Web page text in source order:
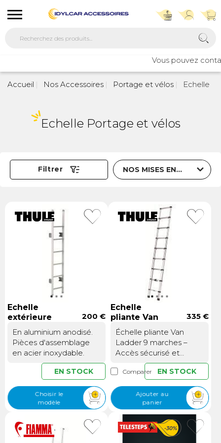
Vous pouvez
Accueil Nos Accessoires Portage et vélos Echelle
Echelle Portage et vélos
Filtrer Trier par
Echelle
extérieure
Omni Ladder
200 €
En aluminium anodisé.
Pièces d'assemblage
en acier inoxydable.
EN STOCK
Choisir le
modèle
Echelle
pliante Van
Ladder 9
marches
335 €
Échelle pliante Van
Ladder 9 marches –
Accès sécurisé et
pratique à votre toit de
van ou camping-carUne
solution pensée pour les
utilisateurs exigeants de
véhicules
aménagésMonter sur le
toit de votre van ou
camping-car ne devrait
Comparer EN STOCK
Ajouter au
panier
-30%